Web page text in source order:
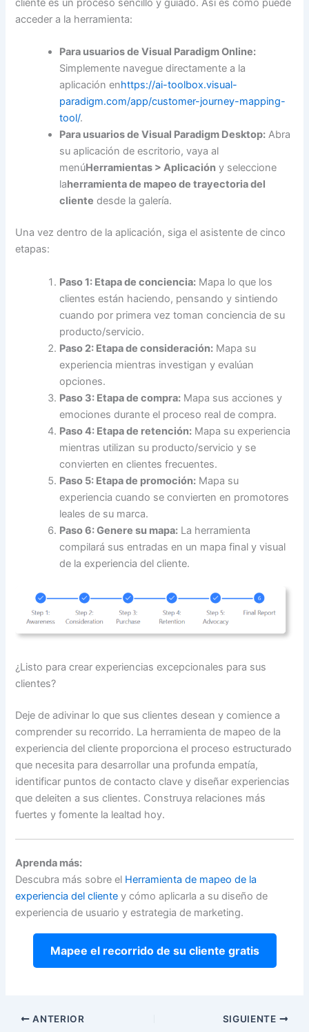
cliente es un proceso sencillo y guiado. Así es como puede
acceder a la herramienta:
Para usuarios de Visual Paradigm Online:
Simplemente navegue directamente a la
aplicación enhttps://ai-toolbox.visual-
paradigm.com/app/customer-journey-mapping-
tool/.
Para usuarios de Visual Paradigm Desktop: Abra
su aplicación de escritorio, vaya al
menúHerramientas > Aplicación y seleccione
laherramienta de mapeo de trayectoria del
cliente desde la galería.
Una vez dentro de la aplicación, siga el asistente de cinco
etapas:
Paso 1: Etapa de conciencia: Mapa lo que los
clientes están haciendo, pensando y sintiendo
cuando por primera vez toman conciencia de su
producto/servicio.
Paso 2: Etapa de consideración: Mapa su
experiencia mientras investigan y evalúan
opciones.
Paso 3: Etapa de compra: Mapa sus acciones y
emociones durante el proceso real de compra.
Paso 4: Etapa de retención: Mapa su experiencia
mientras utilizan su producto/servicio y se
convierten en clientes frecuentes.
Paso 5: Etapa de promoción: Mapa su
experiencia cuando se convierten en promotores
leales de su marca.
Paso 6: Genere su mapa: La herramienta
compilará sus entradas en un mapa final y visual
de la experiencia del cliente.
¿Listo para crear experiencias excepcionales para sus
clientes?
Deje de adivinar lo que sus clientes desean y comience a
comprender su recorrido. La herramienta de mapeo de la
experiencia del cliente proporciona el proceso estructurado
que necesita para desarrollar una profunda empatía,
identificar puntos de contacto clave y diseñar experiencias
que deleiten a sus clientes. Construya relaciones más
fuertes y fomente la lealtad hoy.
Aprenda más:
Descubra más sobre el Herramienta de mapeo de la
experiencia del cliente y cómo aplicarla a su diseño de
experiencia de usuario y estrategia de marketing.
Mapee el recorrido de su cliente gratis
ANTERIOR SIGUIENTE